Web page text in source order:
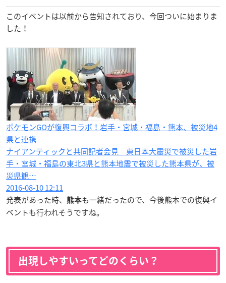
このイベントは以前から告知されており、今回ついに始まりま
した！
ポケモンGOが復興コラボ！岩手・宮城・福島・熊本、被災地4
県と連携
ナイアンティックと共同記者会見 東日本大震災で被災した岩
手・宮城・福島の東北3県と熊本地震で被災した熊本県が、被
災県観…
2016-08-10 12:11
発表があった時、
熊本も一緒だったので、今後熊本での復興イ
ベントも行われそうですね。
出現しやすいってどのくらい？